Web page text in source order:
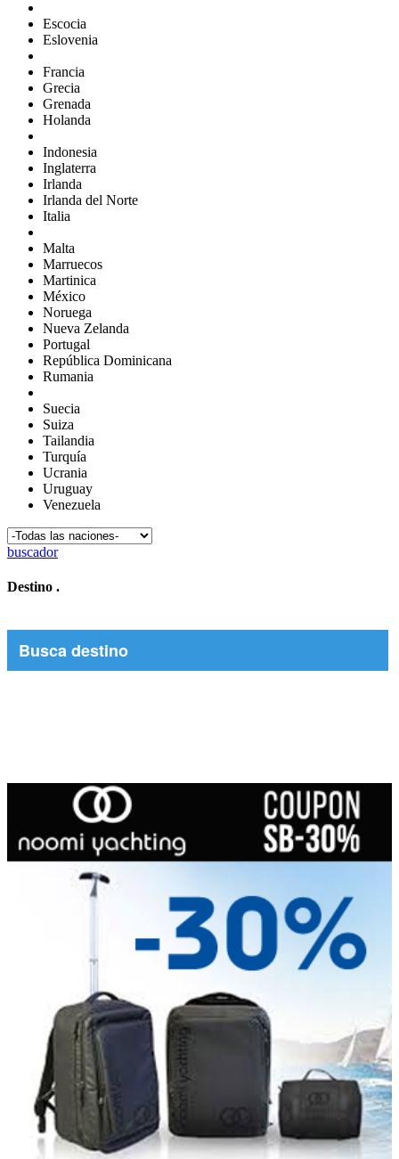
Escocia
Eslovenia
Francia
Grecia
Grenada
Holanda
Indonesia
Inglaterra
Irlanda
Irlanda del Norte
Italia
Malta
Marruecos
Martinica
México
Noruega
Nueva Zelanda
Portugal
República Dominicana
Rumania
Suecia
Suiza
Tailandia
Turquía
Ucrania
Uruguay
Venezuela
buscador
Destino .